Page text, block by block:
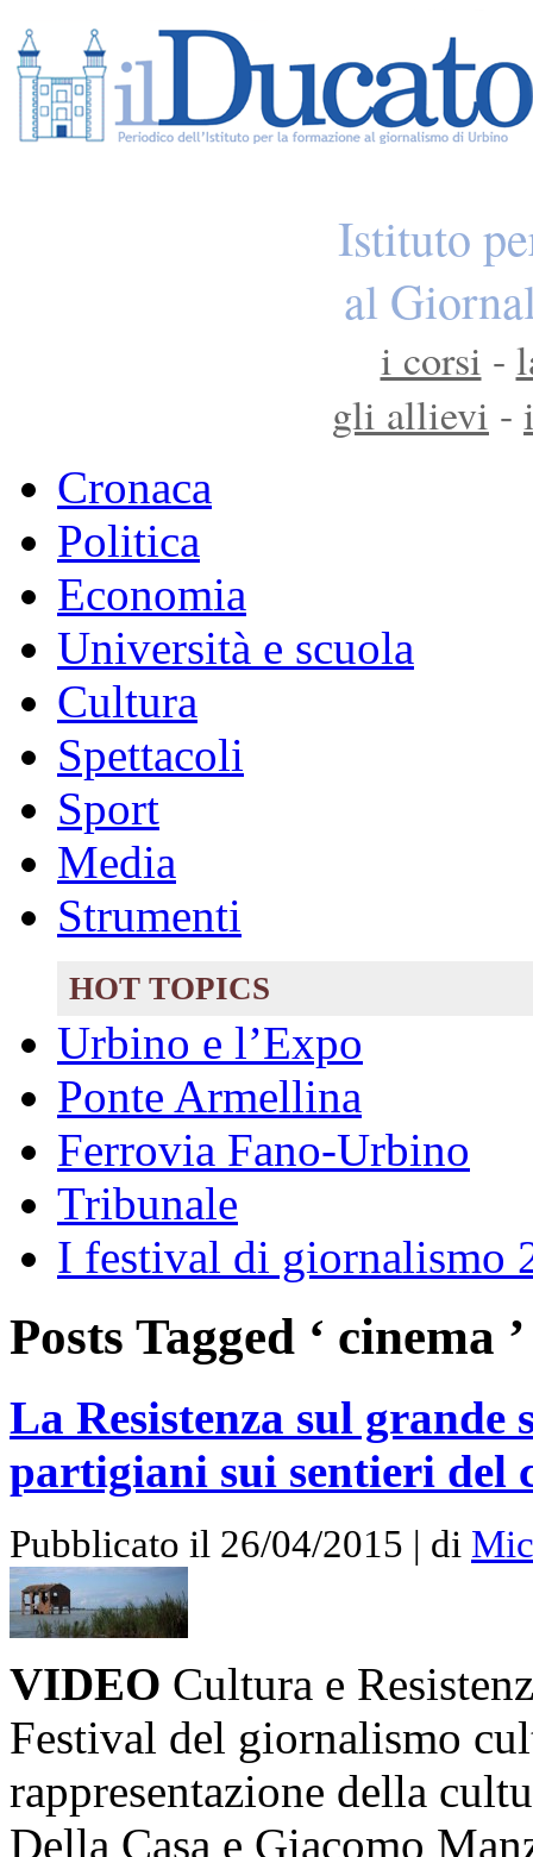
Istituto
al
i corsi -
gli allievi -
Cronaca
Politica
Economia
Università e scuola
Cultura
Spettacoli
Sport
Media
Strumenti
HOT TOPICS
Urbino e l’Expo
Ponte Armellina
Ferrovia Fano-Urbino
Tribunale
I festival di giornalismo
Posts Tagged ‘ cinema ’
La Resistenza sul
partigiani sui sentieri del
Pubblicato il 26/04/2015 | di
VIDEO Cultura e
Festival del giornalismo
rappresentazione della
Della Casa e Giacomo